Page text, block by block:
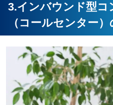
3.インバウンド型コ
（コールセンター